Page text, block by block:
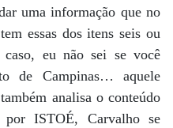
uma informação que no
essas dos itens seis ou
eu não sei se você
de Campinas… aquele
analisa o conteúdo
por ISTOÉ, Carvalho se